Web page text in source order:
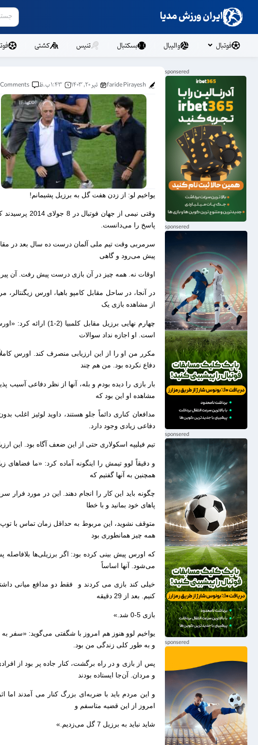
ایران ورزش مدیا
فوتبال والیبال بسکتبال تنیس کشتی
faride Pirayesh تیر ۲۰, ۱۴۰۳ ۱:۴۳ ب.ظ
یواخیم لو: از زدن هفت گل به برزیل پشیمانم!
وقتی نیمی از
پاسخ را می‌دانست.
پیش می‌رود و گاهی
اوقات نه. همه چیز در آن بازی درست پیش رفت. آن پیروزی 7-1 بدون پیاده روی در کنار دریا احتمالاً اتفاق
در آنجا، در ساحل مقابل کامپو باهیا، اورس
از مشاهده بازی یک
چهارم نهایی برزیل
است. او اجازه نداد سوالات
مکرر من او را از این ارزیابی منصرف کند. اورس
دفاع نکرده بود. من هم چند
بار بازی را دیده بودم و بله، آنها از نظر دفاعی آسیب
مشاهده او این بود که
مدافعان کناری دائماً جلو هستند، داوید لوئیز
دفاعی زیادی وجود دارد.
تیم فیلیپه اسکولاری حتی از این ضعف آگاه بود. این
و دقیقاً لوو تیمش را اینگونه آماده کرد: «ما فضاهای
همچنین به آنها گفتیم که
چگونه باید این کار را انجام دهند. این در مورد
پاهای خود بمانید و با خطا
متوقف نشوید، این مربوط به حداقل زمان تماس با
همه چیز همانطوری بود
که اورس پیش بینی کرده بود: اگر برزیلی‌ها
می‌شود. آنها اساساً
خیلی کند بازی می کردند و فقط دو مدافع میانی
کنیم. بعد از 29 دقیقه
بازی 5-0 شد.»
یواخیم لوو هنوز هم امروز با شگفتی می‌گوید: «سفر به
و به طور کلی زندگی من بود.
پس از بازی و در راه برگشت، کنار جاده پر بود از
و مردان. آن‌جا ایستاده بودند
و این مردم باید با ضربه‌ای بزرگ کنار می آمدند اما
امروز از این قضیه متاسفم و
شاید نباید به برزیل 7 گل می‌زدیم.»